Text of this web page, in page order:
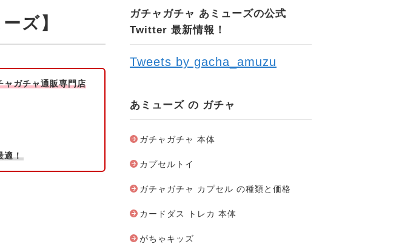
ズ】
ャガチャ通販専門店
適！
ガチャガチャ あミューズの公式
Twitter 最新情報！
Tweets by gacha_amuzu
あミューズ の ガチャ
ガチャガチャ 本体
カプセルトイ
ガチャガチャ カプセル の種類と価格
カードダス トレカ 本体
がちゃキッズ